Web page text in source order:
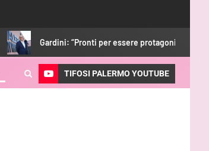
Gardini: “Pronti per essere protagonisti. Con i tifosi
TIFOSI PALERMO YOUTUBE